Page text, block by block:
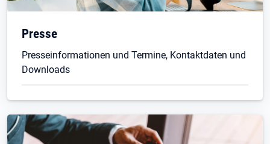
Presse
Presseinformationen und Termine, Kontaktdaten und
Downloads